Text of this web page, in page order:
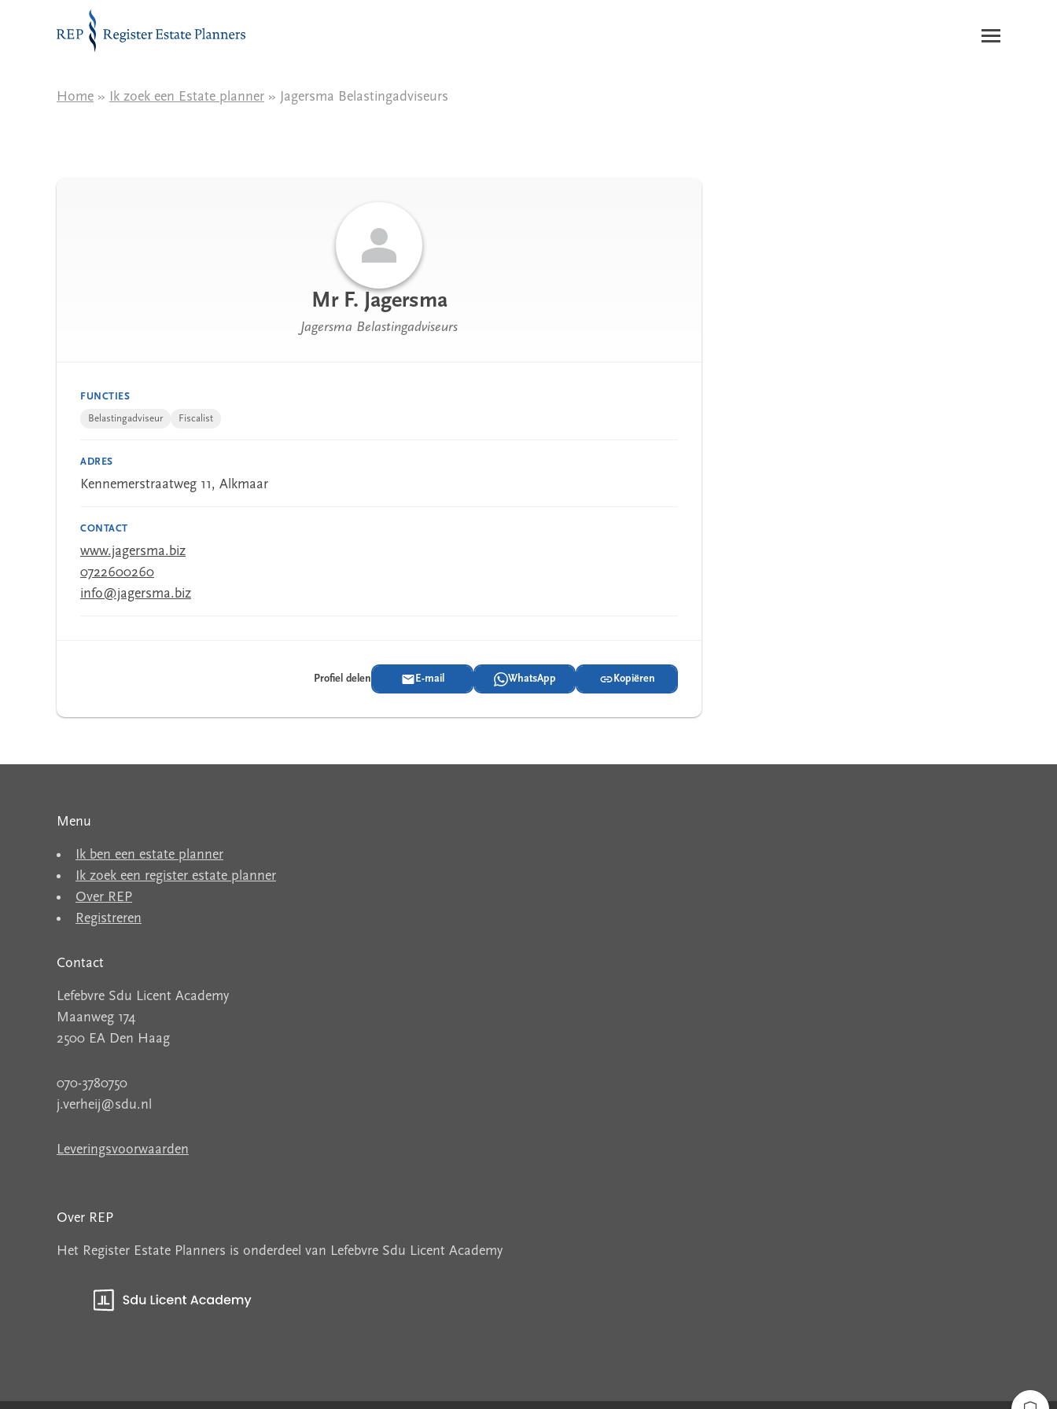
Naar de inhoud
Home » Ik zoek een Estate planner » Jagersma Belastingadviseurs
Mr F. Jagersma
Jagersma Belastingadviseurs
FUNCTIES
Belastingadviseur Fiscalist
ADRES
Kennemerstraatweg 11, Alkmaar
CONTACT
www.jagersma.biz
0722600260
info@jagersma.biz
Profiel delen E-mail WhatsApp Kopiëren
Menu
Ik ben een estate planner
Ik zoek een register estate planner
Over REP
Registreren
Contact
Lefebvre Sdu Licent Academy
Maanweg 174
2500 EA Den Haag
070-3780750
j.verheij@sdu.nl
Leveringsvoorwaarden
Over REP
Het Register Estate Planners is onderdeel van Lefebvre Sdu Licent Academy